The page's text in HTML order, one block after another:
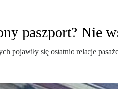
paszport? Nie
pojawiły się ostatnio relacje